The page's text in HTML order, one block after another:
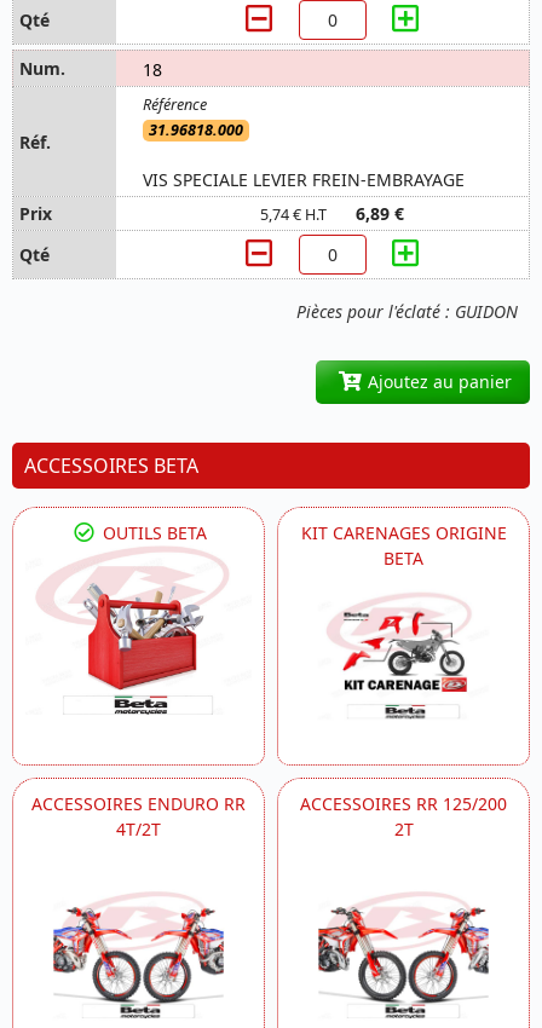
Pièces pour l'éclaté : GUIDON
18
31.96818.000
VIS SPECIALE LEVIER FREIN-EMBRAYAGE
5,74 € H.T 6,89 €
Ajoutez au panier
ACCESSOIRES BETA
OUTILS BETA
KIT CARENAGES ORIGINE
BETA
ACCESSOIRES ENDURO RR
4T/2T
ACCESSOIRES RR 125/200
2T